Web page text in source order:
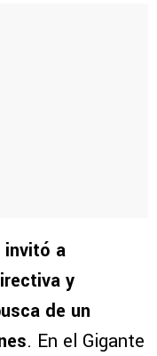
invitó a
y
de un
. En el Gigante